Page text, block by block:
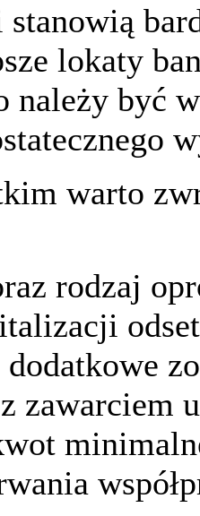
lokaty
należy być
warto
rodzaj
dodatkowe
zawarciem